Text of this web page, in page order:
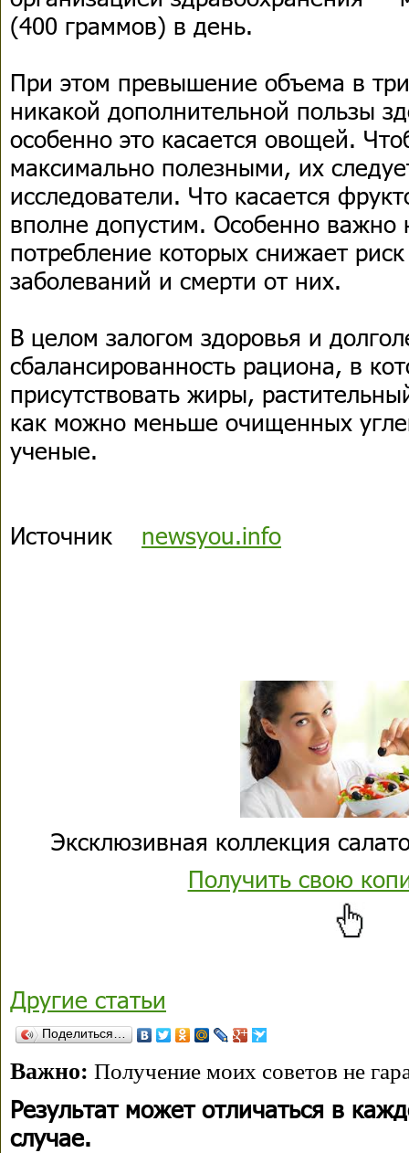
(400 граммов) в день.
При этом превышение объема в
никакой дополнительной пользы
особенно это касается овощей.
максимально полезными, их
исследователи. Что касается
вполне допустим. Особенно важно
потребление которых снижает
заболеваний и смерти от них.
В целом залогом здоровья и
сбалансированность рациона, в
присутствовать жиры,
как можно меньше очищенных
ученые.
Источник newsyou.info
Эксклюзивная коллекция
Получить свою
Другие статьи
Поделиться…
Важно: Получение моих советов не
Результат может отличаться в
случае.